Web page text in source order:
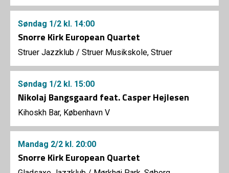
Søndag 1/2 kl. 14:00
Snorre Kirk European Quartet
Struer Jazzklub / Struer Musikskole, Struer
Søndag 1/2 kl. 15:00
Nikolaj Bangsgaard feat. Casper Hejlesen
Kihoskh Bar, København V
Mandag 2/2 kl. 20:00
Snorre Kirk European Quartet